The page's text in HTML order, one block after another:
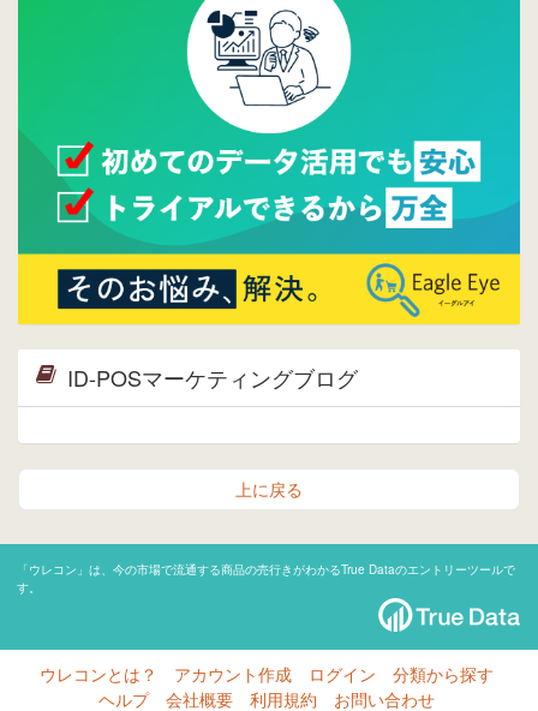
Facebookページを開設しました。詳細は
ら。
ウレコンサイトリリースしました。
ID-POSマーケティングブログ
上に戻る
「ウレコン」は、今の市場で流通する商品の売行きがわかるTrue Dataのエントリーツールで
す。
ウレコンとは？ アカウント作成 ログイン
分類から探す
ヘルプ
会社概要 利用規約 お問い合わせ